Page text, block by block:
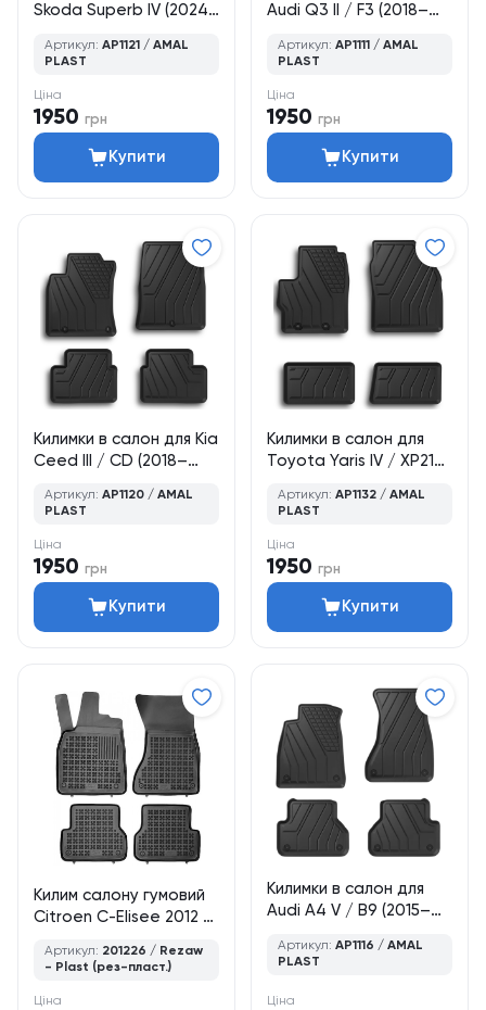
Skoda Superb IV (2024–
універсал, 4 шт., Amal
Артикул: AP1121 / AMAL
PLAST
Ціна
1950 грн
Купити
Audi Q3 II / F3 (2018–
Amal Plast
Артикул: AP1111 / AMAL
PLAST
Ціна
1950 грн
Купити
Килимки в салон для Kia
Ceed III / CD (2018–
універсал, 4 шт., Amal
Артикул: AP1120 / AMAL
PLAST
Ціна
1950 грн
Купити
Килимки в салон для
Toyota Yaris IV / XP210
хетчбек, 4 шт., Amal
Артикул: AP1132 / AMAL
PLAST
Ціна
1950 грн
Купити
Килим салону гумовий
Citroen C-Elisee 2012 ->
4шт
Артикул: 201226 / Rezaw
- Plast (рез-пласт.)
Ціна
Килимки в салон для
Audi A4 V / B9 (2015–
універсал, 4 шт., Amal
Артикул: AP1116 / AMAL
PLAST
Ціна